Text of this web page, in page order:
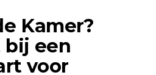
Kamer?
bij een
voor